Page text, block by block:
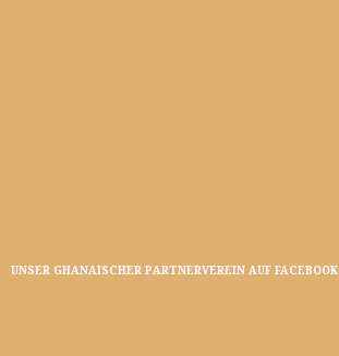
UNSER GHANAISCHER PARTNERVEREIN AUF FACEBOOK